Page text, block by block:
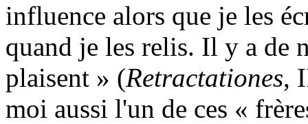
influence alors que je les
quand je les relis. Il y a de
plaisent » (Retractationes,
moi aussi l'un de ces «